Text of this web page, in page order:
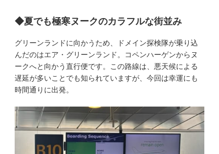
◆夏でも極寒ヌークのカラフルな街並み
グリーンランドに向かうため、ドメイン探検隊が乗り込
んだのはエア・グリーンランド。コペンハーゲンからヌ
ークへと向かう直行便です。この路線は、悪天候による
遅延が多いことでも知られていますが、今回は幸運にも
時間通りに出発。